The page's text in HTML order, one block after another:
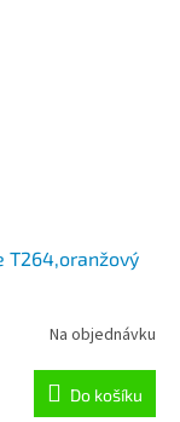
T264,oranžový
Na objednávku
Do košíku